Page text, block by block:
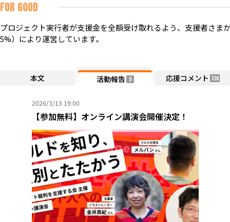
FOR GOOD
プロジェクト実行者が支援金を全額受け取れるよう、支援者さま
5%）により運営しています。
本文 活動報告 9 応援コメント 338
2026/3/13 19:00
【参加無料】オンライン講演会開催決定！